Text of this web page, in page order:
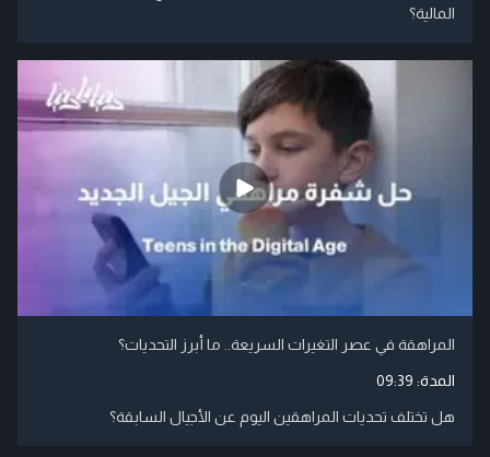
المالية؟
المراهقة في عصر التغيرات السريعة.. ما أبرز التحديات؟
المدة: 09:39
هل تختلف تحديات المراهقين اليوم عن الأجيال السابقة؟